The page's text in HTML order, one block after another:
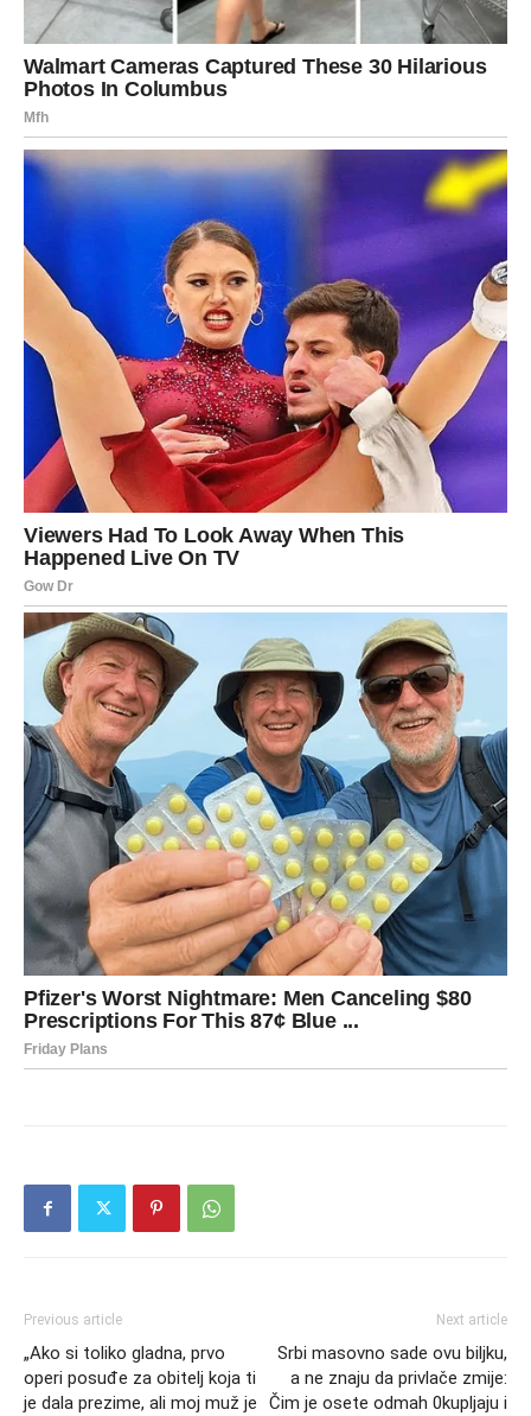
Previous article
„Ako si toliko gladna, prvo
operi posuđe za obitelj koja ti
je dala prezime, ali moj muž je
Next article
Srbi masovno sade ovu biljku,
a ne znaju da privlače zmije:
Čim je osete odmah 0kupljaju i